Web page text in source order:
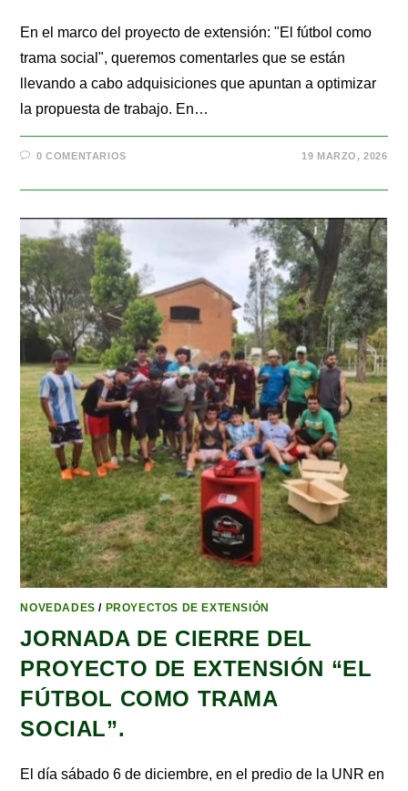
En el marco del proyecto de extensión: "El fútbol como
trama social", queremos comentarles que se están
llevando a cabo adquisiciones que apuntan a optimizar
la propuesta de trabajo. En…
0 COMENTARIOS 19 MARZO, 2026
NOVEDADES / PROYECTOS DE EXTENSIÓN
JORNADA DE CIERRE DEL
PROYECTO DE EXTENSIÓN “EL
FÚTBOL COMO TRAMA
SOCIAL”.
El día sábado 6 de diciembre, en el predio de la UNR en